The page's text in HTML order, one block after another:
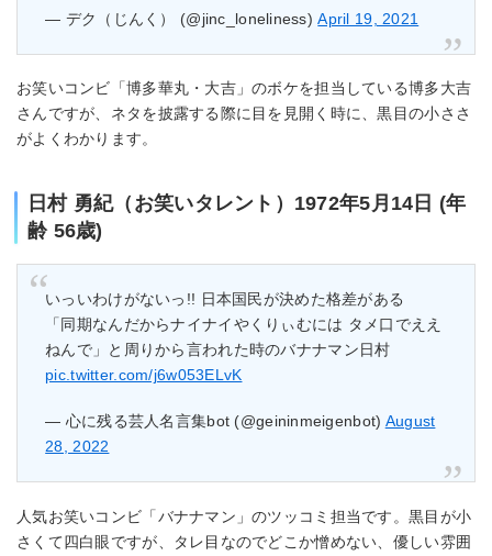
— デク（じんく） (@jinc_loneliness)April 19, 2021
お笑いコンビ「博多華丸・大吉」のボケを担当している博多大吉
さんですが、ネタを披露する際に目を見開く時に、黒目の小ささ
がよくわかります。
日村 勇紀（お笑いタレント）1972年5月14日 (年
齢 56歳)
いっいわけがないっ!! 日本国民が決めた格差がある
「同期なんだからナイナイやくりぃむには タメ口でええ
ねんで」と周りから言われた時のバナナマン日村
pic.twitter.com/j6w053ELvK
— 心に残る芸人名言集bot (@geininmeigenbot) August
28, 2022
人気お笑いコンビ「バナナマン」のツッコミ担当です。黒目が小
さくて四白眼ですが、タレ目なのでどこか憎めない、優しい雰囲